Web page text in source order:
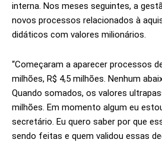
interna. Nos meses seguintes, a
novos processos relacionados à
didáticos com valores milionários.
“Começaram a aparecer processos
milhões, R$ 4,5 milhões. Nenhum
Quando somados, os valores
milhões. Em momento algum eu
secretário. Eu quero saber por que
sendo feitas e quem validou essas